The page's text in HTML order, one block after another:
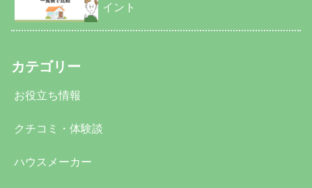
イント
カテゴリー
お役立ち情報
クチコミ・体験談
ハウスメーカー